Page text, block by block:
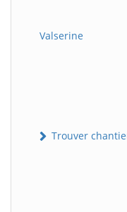
Valserine
Trouver